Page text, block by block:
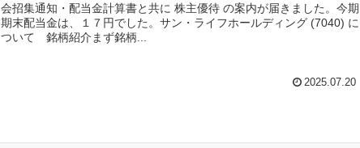
会招集通知・配当金計算書と共に 株主優待 の案内が届きました。今期
期末配当金は、１７円でした。サン・ライフホールディング (7040) に
ついて 銘柄紹介まず銘柄...
2025.07.20